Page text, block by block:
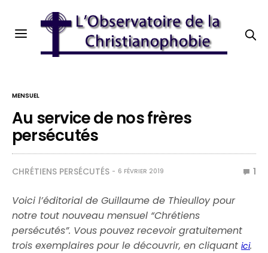
MENSUEL
Au service de nos frères
persécutés
CHRÉTIENS PERSÉCUTÉS 6 FÉVRIER 2019 1
Voici l’éditorial de Guillaume de Thieulloy pour
notre tout nouveau mensuel “Chrétiens
persécutés”. Vous pouvez recevoir gratuitement
trois exemplaires pour le découvrir, en cliquantici.